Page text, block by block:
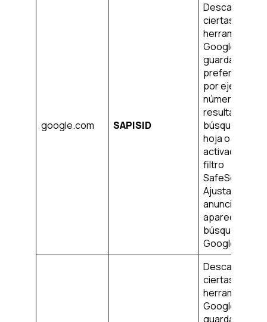
google.com SAPISID
Descargar
ciertas
herramientas
Google y
guardar
preferencias,
por ejemplo,
número de
resultados de
búsqueda por
hoja o la
activación del
filtro
SafeSearch.
Ajusta los
anuncios que
aparecen en
búsqueda de
Google.
Descargar
ciertas
herramientas
Google y
guardar